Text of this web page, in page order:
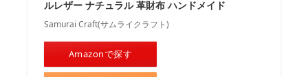
ルレザー ナチュラル 革財布 ハンドメイド
Samurai Craft(サムライクラフト)
Amazonで探す